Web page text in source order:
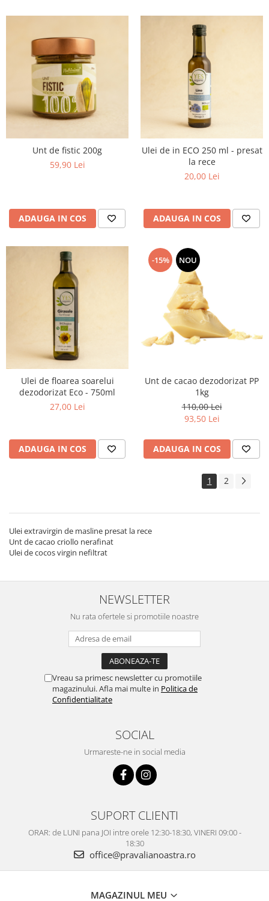
Unt de fistic 200g
59,90 Lei
ADAUGA IN COS
Ulei de in ECO 250 ml - presat
la rece
20,00 Lei
ADAUGA IN COS
Ulei de floarea soarelui
dezodorizat Eco - 750ml
27,00 Lei
ADAUGA IN COS
-15% NOU
Unt de cacao dezodorizat PP
1kg
110,00 Lei
93,50 Lei
ADAUGA IN COS
1 2
Ulei extravirgin de masline presat la rece
Unt de cacao criollo nerafinat
Ulei de cocos virgin nefiltrat
NEWSLETTER
Nu rata ofertele si promotiile noastre
Vreau sa primesc newsletter cu promotiile
magazinului. Afla mai multe in Politica de
Confidentialitate
SOCIAL
Urmareste-ne in social media
SUPORT CLIENTI
ORAR: de LUNI pana JOI intre orele 12:30-18:30, VINERI 09:00 -
18:30
office@pravalianoastra.ro
MAGAZINUL MEU